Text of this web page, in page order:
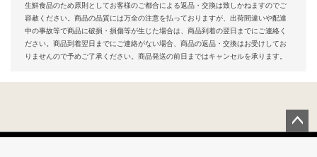
生鮮食品のため原則としてお客様のご都合による返品・交換は致しかねますのでご
容赦ください。商品の品質には万全の注意を払っておりますが、出荷間違いや配達
中の事故等で商品に破損・損傷等が生じた場合は、商品到着の翌日までにご連絡く
ださい。商品到着翌日までにご連絡がない場合、商品の返品・交換はお受けしてお
りませんので予めご了承ください。商品発送の前日まではキャンセルを承ります。
ペー